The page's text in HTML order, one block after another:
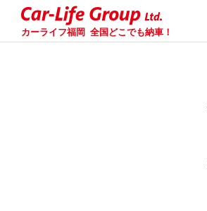
カーライフ福岡 全国どこでも納車！